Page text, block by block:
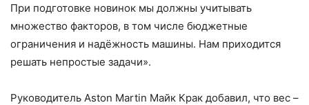
При подготовке новинок мы должны учитывать
множество факторов, в том числе бюджетные
ограничения и надёжность машины. Нам приходится
решать непростые задачи».
Руководитель Aston Martin Майк Крак добавил, что вес –